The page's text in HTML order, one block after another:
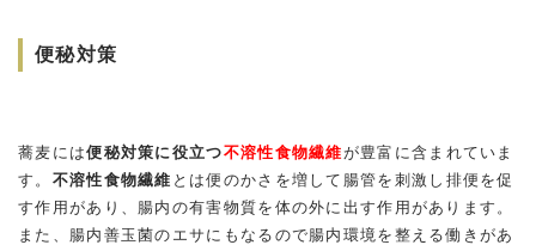
便秘対策
蕎麦には便秘対策に役立つ不溶性食物繊維が豊富に含まれていま
す。 不溶性食物繊維 とは便のかさを増して腸管を刺激し排便を促
す作用があり、腸内の有害物質を体の外に出す作用があります。
また、腸内善玉菌のエサにもなるので腸内環境を整える働きがあ